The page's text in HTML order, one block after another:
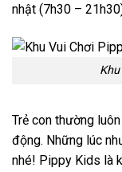
nhật (7h30 –
Trẻ con thường
động. Những lúc
nhé! Pippy Kids là